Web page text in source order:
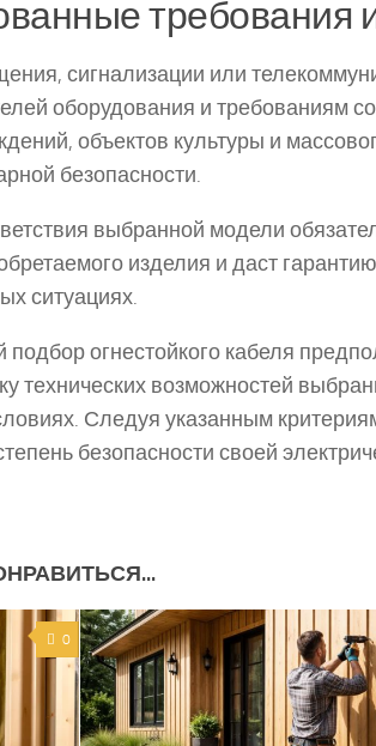
требования
сигнализации или
оборудования и требованиям
объектов культуры и
безопасности.
выбранной модели
изделия и даст
ситуациях.
огнестойкого кабеля
технических возможностей
Следуя указанным
безопасности своей
0